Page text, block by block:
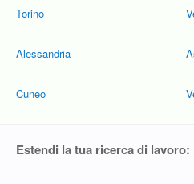
Torino
Alessandria
Cuneo
Estendi la tua ricerca di lavoro: